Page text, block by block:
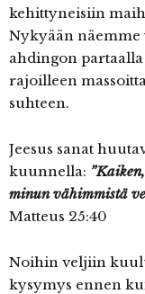
kehittyneisiin
Nykyään näemme
ahdingon
rajoilleen
suhteen.
Jeesus sanat
kuunnella:
minun vähimmistä
Matteus 25:40
Noihin veljiin
kysymys ennen